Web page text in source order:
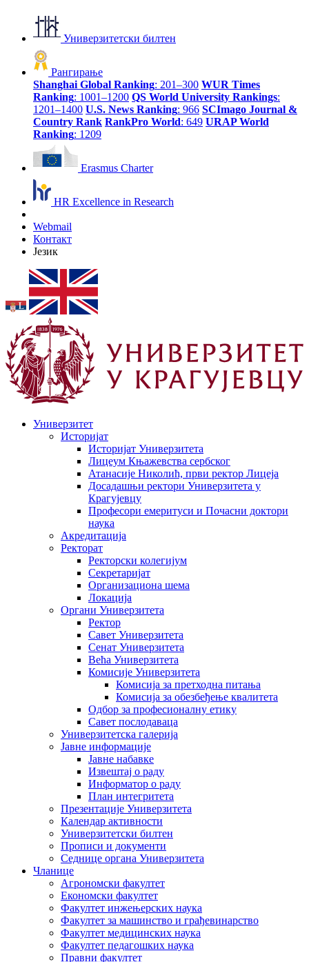
Универзитетски билтен
Рангирање
Shanghai Global Ranking: 201–300 WUR Times
Ranking: 1001–1200 QS World University Rankings:
1201–1400 U.S. News Ranking: 966 SCImago Journal &
Country Rank RankPro World: 649 URAP World
Ranking: 1209
Erasmus Charter
HR Excellence in Research
Webmail
Контакт
Језик
Универзитет
Историјат
Историјат Универзитета
Лицеум Књажевства сербског
Атанасије Николић, први ректор Лицеја
Досадашњи ректори Универзитета у
Крагујевцу
Професори емеритуси и Почасни доктори
наука
Акредитација
Ректорат
Ректорски колегијум
Секретаријат
Организациона шема
Локација
Органи Универзитета
Ректор
Савет Универзитета
Сенат Универзитета
Већа Универзитета
Комисије Универзитета
Комисија за претходна питања
Комисија за обезбеђење квалитета
Одбор за професионалну етику
Савет послодаваца
Универзитетска галерија
Јавне информације
Јавне набавке
Извештај о раду
Информатор о раду
План интегритета
Презентације Универзитета
Календар активности
Универзитетски билтен
Прописи и документи
Седнице органа Универзитета
Чланице
Агрономски факултет
Економски факултет
Факултет инжењерских наука
Факултет за машинство и грађевинарство
Факултет медицинских наука
Факултет педагошких наука
Правни факултет